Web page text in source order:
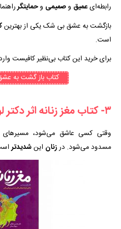
رابطه‌ایعمیق وصمیمی وحمایتگر
بازگشت به عشق بی شک یکی از بهترین
است.
برای خرید این کتاب بی‌نظیر کافیست
کتاب باز گشت به
۳- کتاب مغز زنانه اثر دکتر لوان بریدنزین
وقتی کسی عاشق می‌شود،
مسدود می‌شود. درزنان اینشدیدتر